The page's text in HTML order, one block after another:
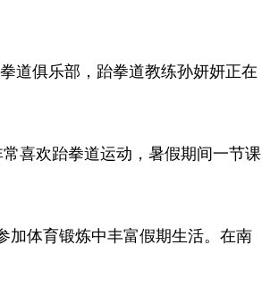
俱乐部，跆拳道教练孙妍妍正在
喜欢跆拳道运动，暑假期间一节课
体育锻炼中丰富假期生活。在南